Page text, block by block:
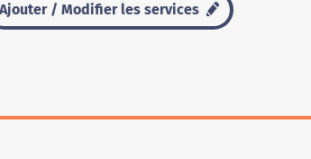
Ajouter / Modifier les services